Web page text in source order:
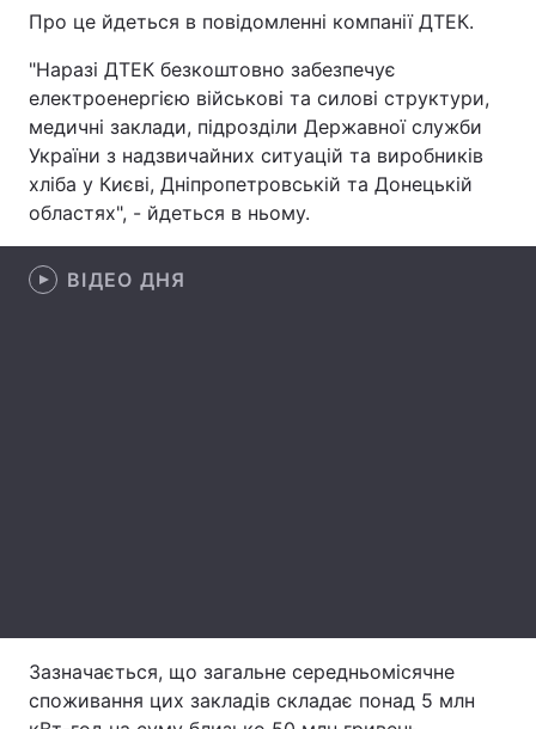
Техно і зв'язок Лайт
Зброя Інциденти
Здоров'я Туризм
Цікавинки Погода
Послуги
Про це йдеться в повідомленні компанії ДТЕК.
"Наразі ДТЕК безкоштовно забезпечує
електроенергією військові та силові структури,
медичні заклади, підрозділи Державної служби
України з надзвичайних ситуацій та виробників
хліба у Києві, Дніпропетровській та Донецькій
областях", - йдеться в ньому.
ВІДЕО ДНЯ
Зазначається, що загальне середньомісячне
споживання цих закладів складає понад 5 млн